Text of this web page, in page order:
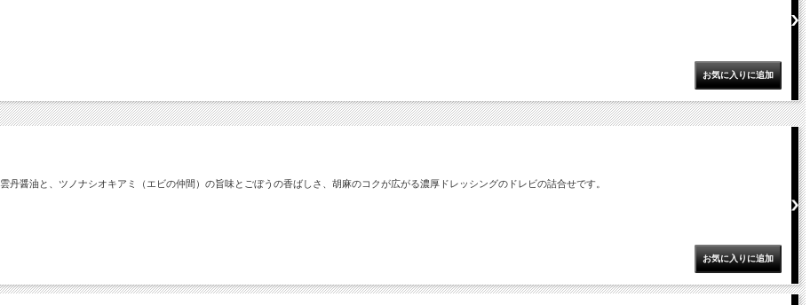
丹醤油と、ツノナシオキアミ（エビの仲間）の旨味とごぼうの香ばしさ、胡麻のコクが広がる濃厚ドレッシングのドレビの詰合せです。